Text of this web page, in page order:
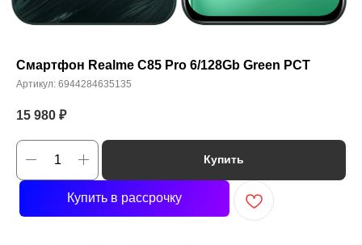
Смартфон Realme C85 Pro 6/128Gb Green РСТ
Артикул: 6944284635135
15 980 ₽
Купить
Купить в рассрочку